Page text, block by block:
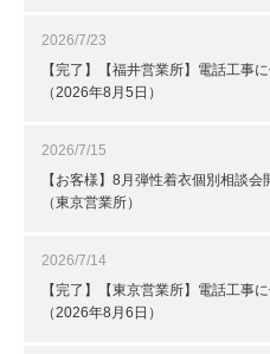
2026/7/23
【完了】【福井営業所】電話工事
（2026年8月5日）
2026/7/15
【お客様】8月弾性着衣個別相談
（東京営業所）
2026/7/14
【完了】【東京営業所】電話工事
（2026年8月6日）